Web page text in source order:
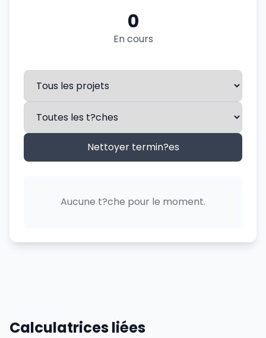
0
En cours
Nettoyer termin?es
Aucune t?che pour le moment.
Calculatrices liées